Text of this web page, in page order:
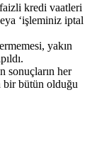
kredi vaatleri
‘işleminiz iptal
yakın
sonuçların her
bir bütün olduğu